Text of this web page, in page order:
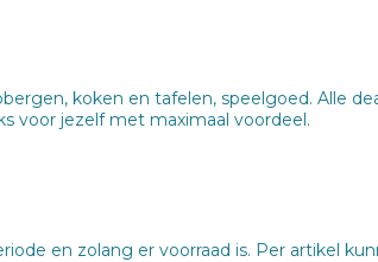
koken en tafelen, speelgoed. Alle
voor jezelf met maximaal voordeel.
en zolang er voorraad is. Per artikel